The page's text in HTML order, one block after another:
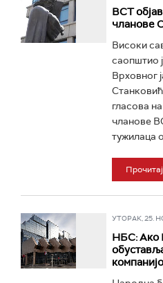
ВСТ
чланове
Високи
саопштио
Врховног
гласова
чланове
тужилаца
Прочитај
УТОРАК, 25.
НБС: Ако